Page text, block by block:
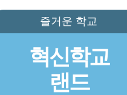
즐거운 학교
혁신학교
랜드